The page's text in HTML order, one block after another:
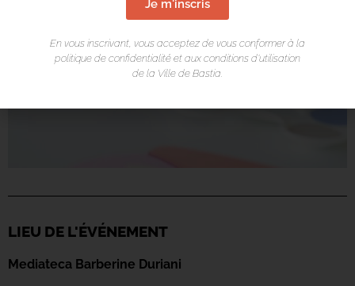
LIEU DE L'ÉVÉNEMENT
Mediateca Barberine Duriani
Je m'inscris
En vous inscrivant, vous acceptez de vous conformer à la
politique de confidentialité et aux conditions d’utilisation
de la Ville de Bastia.